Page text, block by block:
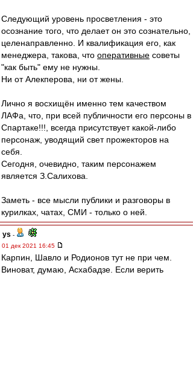
Следующий уровень просветления - это
осознание того, что делает он это сознательно,
целенаправленно. И квалификация его, как
менеджера, такова, что оперативные советы
"как быть" ему не нужны.
Ни от Алекперова, ни от жены.
Лично я восхищён именно тем качеством
ЛАФа, что, при всей публичности его персоны в
Спартаке!!!, всегда присутствует какой-либо
персонаж, уводящий свет прожекторов на
себя.
Сегодня, очевидно, таким персонажем
является З.Салихова.
Заметь - все мысли публики и разговоры в
курилках, чатах, СМИ - только о ней.
ys -
01 дек 2021 16:45
Карпин, Шавло и Родионов тут не при чем.
Виноват, думаю, Асхабадзе. Если верить